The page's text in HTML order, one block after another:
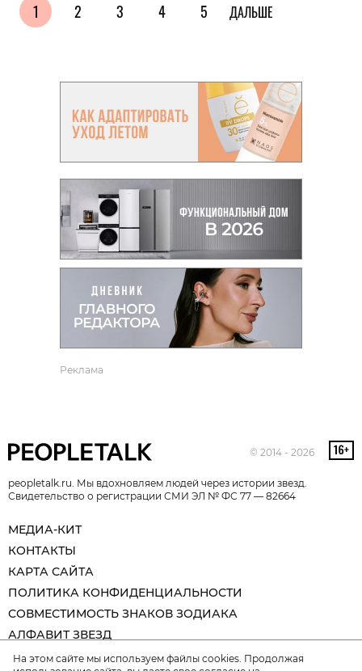
1 2 3 4 5 ДАЛЬШЕ
Реклама
© 2014 - 2026
peopletalk.ru. Мы вдохновляем людей через истории звезд.
Свидетельство о регистрации СМИ ЭЛ № ФС 77 — 82664
МЕДИА-КИТ
КОНТАКТЫ
КАРТА САЙТА
ПОЛИТИКА КОНФИДЕНЦИАЛЬНОСТИ
СОВМЕСТИМОСТЬ ЗНАКОВ ЗОДИАКА
АЛФАВИТ ЗВЕЗД
На этом сайте мы используем файлы cookies. Продолжая